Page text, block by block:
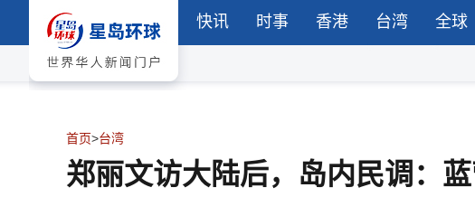
快讯 时事 香港 台湾 全球
首页>台湾
郑丽文访大陆后，岛内民调：